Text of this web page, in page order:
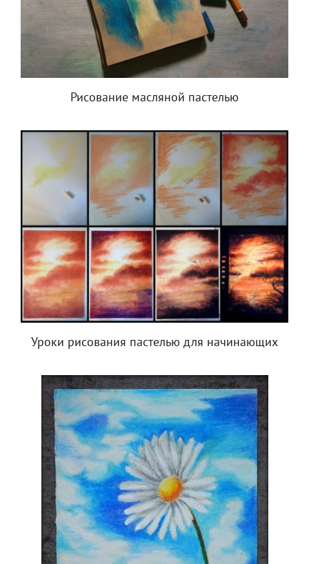
Рисование масляной пастелью
Уроки рисования пастелью для начинающих